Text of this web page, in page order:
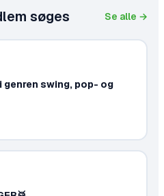
søges Se alle →
swing, pop- og